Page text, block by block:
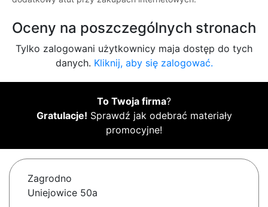
Oceny na poszczególnych stronach
Tylko zalogowani użytkownicy maja dostęp do tych
danych. Kliknij, aby się zalogować.
To Twoja firma?
Gratulacje! Sprawdź jak odebrać materiały
promocyjne!
Zagrodno
Uniejowice 50a